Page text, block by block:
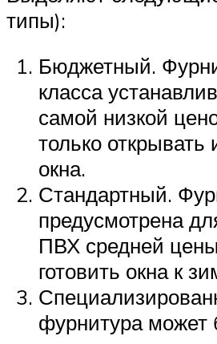
типы):
Бюджетный.
класса
самой низкой
только открывать
окна.
Стандартный.
предусмотрена
ПВХ средней
готовить окна к
фурнитура может